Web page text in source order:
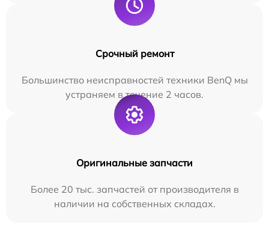
Срочный ремонт
Большинство неисправностей техники BenQ мы
устраняем в течение 2 часов.
Оригинальные запчасти
Более 20 тыс. запчастей от производителя в
наличии на собственных складах.